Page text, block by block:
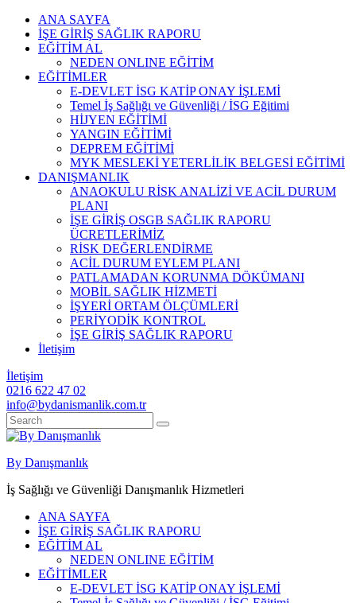
Skip
content
ANA SAYFA
İŞE GİRİŞ SAĞLIK RAPORU
EĞİTİM AL
NEDEN ONLINE EĞİTİM
EĞİTİMLER
E-DEVLET İSG KATİP ONAY İŞLEMİ
Temel İş Sağlığı ve Güvenliği / İSG Eğitimi
HİJYEN EĞİTİMİ
YANGIN EĞİTİMİ
DEPREM EĞİTİMİ
MYK MESLEKİ YETERLİLİK BELGESİ EĞİTİMİ
DANIŞMANLIK
ANAOKULU RİSK ANALİZİ VE ACİL DURUM
PLANI
İŞE GİRİŞ OSGB SAĞLIK RAPORU
ÜCRETLERİMİZ
RİSK DEĞERLENDİRME
ACİL DURUM EYLEM PLANI
PATLAMADAN KORUNMA DÖKÜMANI
MOBİL SAĞLIK HİZMETİ
İŞYERİ ORTAM ÖLÇÜMLERİ
PERİYODİK KONTROL
İŞE GİRİŞ SAĞLIK RAPORU
İletişim
İletişim
0216 622 47 02
info@bydanismanlik.com.tr
By Danışmanlık
İş Sağlığı ve Güvenliği Danışmanlık Hizmetleri
ANA SAYFA
İŞE GİRİŞ SAĞLIK RAPORU
EĞİTİM AL
NEDEN ONLINE EĞİTİM
EĞİTİMLER
E-DEVLET İSG KATİP ONAY İŞLEMİ